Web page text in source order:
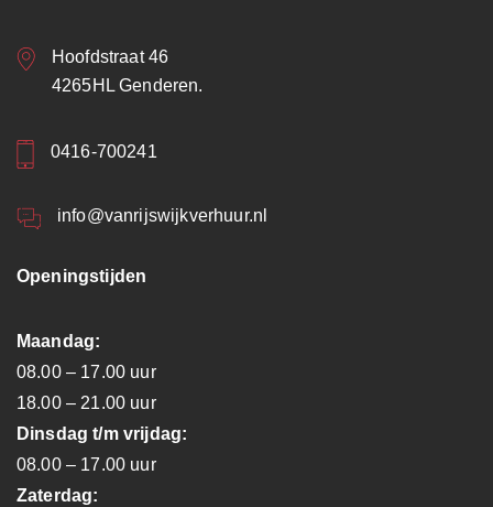
Hoofdstraat 46
4265HL Genderen.
0416-700241
info@vanrijswijkverhuur.nl
Openingstijden
Maandag:
08.00 – 17.00 uur
18.00 – 21.00 uur
Dinsdag t/m vrijdag:
08.00 – 17.00 uur
Zaterdag: